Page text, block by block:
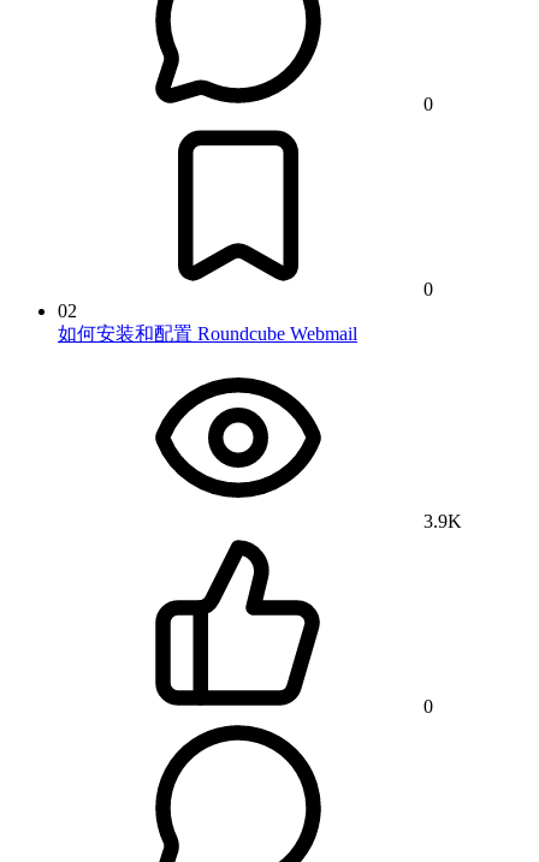
0
0
02
如何安装和配置 Roundcube Webmail
3.9K
0